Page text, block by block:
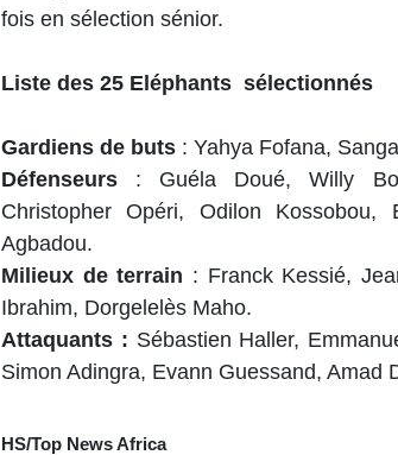
fois en sélection sénior.
Liste des 25 Eléphants sélectionnés
Gardiens de buts : Yahya Fofana,
Défenseurs : Guéla Doué, Willy
Christopher Opéri, Odilon Kossobou,
Agbadou.
Milieux de terrain : Franck Kessié,
Ibrahim, Dorgelelès Maho.
Attaquants : Sébastien Haller,
Simon Adingra, Evann Guessand, Amad
HS/Top News Africa